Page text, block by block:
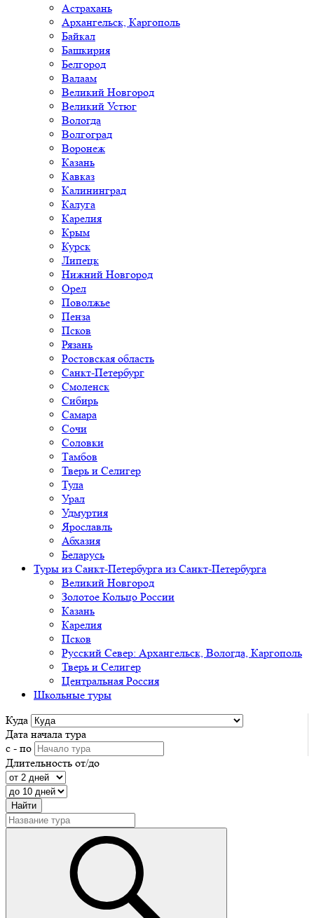
Астрахань
Архангельск, Каргополь
Байкал
Башкирия
Белгород
Валаам
Великий Новгород
Великий Устюг
Вологда
Волгоград
Воронеж
Казань
Кавказ
Калининград
Калуга
Карелия
Крым
Курск
Липецк
Нижний Новгород
Орел
Поволжье
Пенза
Псков
Рязань
Ростовская область
Санкт-Петербург
Смоленск
Сибирь
Самара
Сочи
Соловки
Тамбов
Тверь и Селигер
Тула
Урал
Удмуртия
Ярославль
Абхазия
Беларусь
Туры из Санкт-Петербурга из Санкт-Петербурга
Великий Новгород
Золотое Кольцо России
Казань
Карелия
Псков
Русский Север: Архангельск, Вологда, Каргополь
Тверь и Селигер
Центральная Россия
Школьные туры
Куда
Дата начала тура
с - по
Длительность от/до